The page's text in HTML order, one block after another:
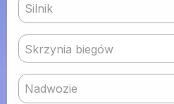
Silnik
Skrzynia biegów
Nadwozie